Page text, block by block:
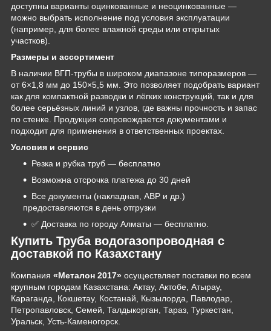
доступны варианты оцинкованные и неоцинкованные —
можно выбрать исполнение под условия эксплуатации
(например, для более влажной среды или открытых
участков).
Размеры и ассортимент
В наличии ВГП-трубы в широком диапазоне типоразмеров —
от 6×1,8 мм до 150×5,5 мм. Это позволяет подобрать вариант
как для компактной разводки и лёгких конструкций, так и для
более серьёзных линий и узлов, где важны прочность и запас
по стенке. Продукция сопровождается документами и
подходит для применения в ответственных проектах.
Условия и сервис
Резка и рубка труб — бесплатно
Возможна отсрочка платежа до 30 дней
Все документы (накладная, АВР и др.)
предоставляются в день отгрузки
✅ Доставка по городу Алматы — бесплатно.
Купить Труба водогазопроводная с
доставкой по Казахстану
Компания «Металон 2017» осуществляет поставки по всем
крупным городам Казахстана: Актау, Актобе, Атырау,
Караганда, Кокшетау, Костанай, Кызылорда, Павлодар,
Петропавловск, Семей, Талдыкорган, Тараз, Туркестан,
Уральск, Усть-Каменогорск.